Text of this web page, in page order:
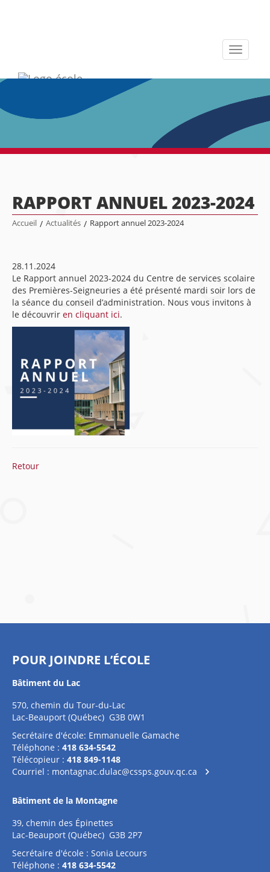
Toggle
RAPPORT ANNUEL 2023-2024
Accueil / Actualités / Rapport annuel 2023-2024
28.11.2024
Le Rapport annuel 2023-2024 du Centre de services scolaire
des Premières-Seigneuries a été présenté mardi soir lors de
la séance du conseil d’administration. Nous vous invitons à
le découvrir en cliquant ici.
Retour
POUR JOINDRE L’ÉCOLE
Bâtiment du Lac
570, chemin du Tour-du-Lac
Lac-Beauport (Québec) G3B 0W1
Secrétaire d'école: Emmanuelle Gamache
Téléphone : 418 634-5542
Télécopieur : 418 849-1148
Courriel : montagnac.dulac@cssps.gouv.qc.ca
Bâtiment de la Montagne
39, chemin des Épinettes
Lac-Beauport (Québec) G3B 2P7
Secrétaire d'école : Sonia Lecours
Téléphone : 418 634-5542